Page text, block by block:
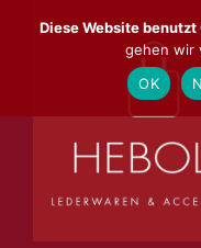
Inhalt
Diese Website benutzt
gehen wir
OK